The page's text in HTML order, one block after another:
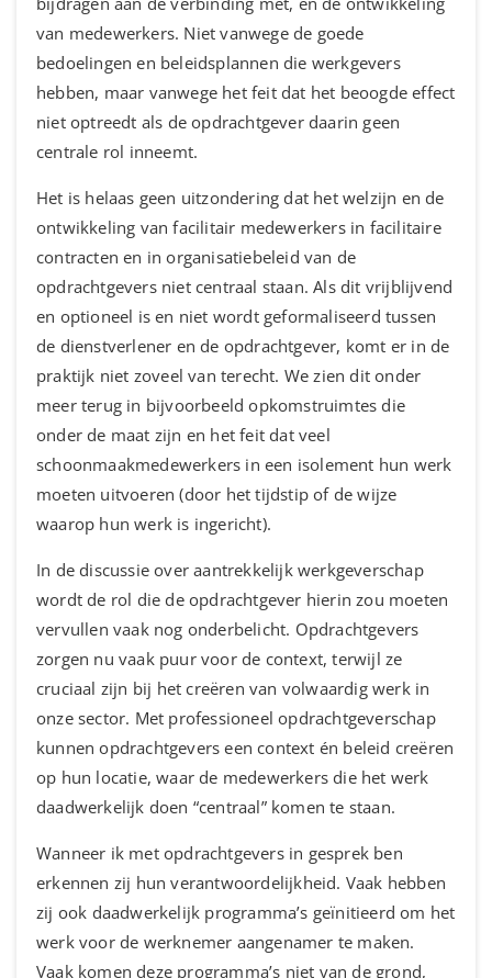
van medewerkers. Niet vanwege de goede
bedoelingen en beleidsplannen die werkgevers
hebben, maar vanwege het feit dat het beoogde effect
niet optreedt als de opdrachtgever daarin geen
centrale rol inneemt.
Het is helaas geen uitzondering dat het welzijn en de
ontwikkeling van facilitair medewerkers in facilitaire
contracten en in organisatiebeleid van de
opdrachtgevers niet centraal staan. Als dit vrijblijvend
en optioneel is en niet wordt geformaliseerd tussen
de dienstverlener en de opdrachtgever, komt er in de
praktijk niet zoveel van terecht. We zien dit onder
meer terug in bijvoorbeeld opkomstruimtes die
onder de maat zijn en het feit dat veel
schoonmaakmedewerkers in een isolement hun werk
moeten uitvoeren (door het tijdstip of de wijze
waarop hun werk is ingericht).
In de discussie over aantrekkelijk werkgeverschap
wordt de rol die de opdrachtgever hierin zou moeten
vervullen vaak nog onderbelicht. Opdrachtgevers
zorgen nu vaak puur voor de context, terwijl ze
cruciaal zijn bij het creëren van volwaardig werk in
onze sector. Met professioneel opdrachtgeverschap
kunnen opdrachtgevers een context én beleid creëren
op hun locatie, waar de medewerkers die het werk
daadwerkelijk doen “centraal” komen te staan.
Wanneer ik met opdrachtgevers in gesprek ben
erkennen zij hun verantwoordelijkheid. Vaak hebben
zij ook daadwerkelijk programma’s geïnitieerd om het
werk voor de werknemer aangenamer te maken.
Vaak komen deze programma’s niet van de grond,